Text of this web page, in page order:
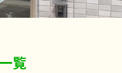
覧